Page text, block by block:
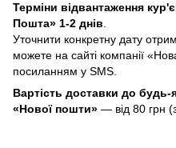
Терміни відвантаження
Пошта» 1-2 днів
Уточнити конкретну дату
можете на сайті компанії
посиланням у SMS.
Вартість доставки до будь-
«Нової пошти» — від 80 грн